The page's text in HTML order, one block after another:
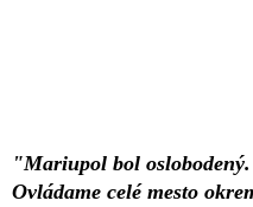
"Mariupol bol
Ovládame celé mesto